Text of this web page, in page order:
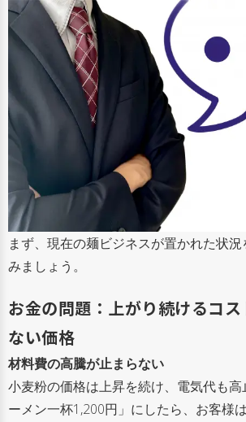
まず、現在の麺ビジネスが置かれた状
みましょう。
お金の問題：上がり続けるコ
ない価格
材料費の高騰が止まらない
小麦粉の価格は上昇を続け、電気代も
ーメン一杯1,200円」にしたら、お客様